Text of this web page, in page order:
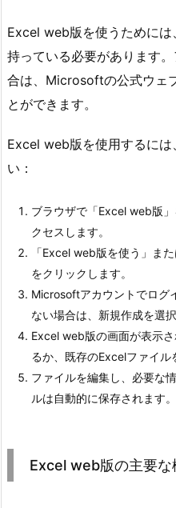
Excel web版を使うために
持っている必要があります
合は、Microsoftの公式ウェ
とができます。
Excel web版を使用するには
い：
ブラウザで「Excel web版
クセスします。
「Excel web版を使う」ま
をクリックします。
Microsoftアカウントでログ
ない場合は、新規作成を選
Excel web版の画面が表示
るか、既存のExcelファイル
ファイルを編集し、必要な
ルは自動的に保存されます。
Excel web版の主要な